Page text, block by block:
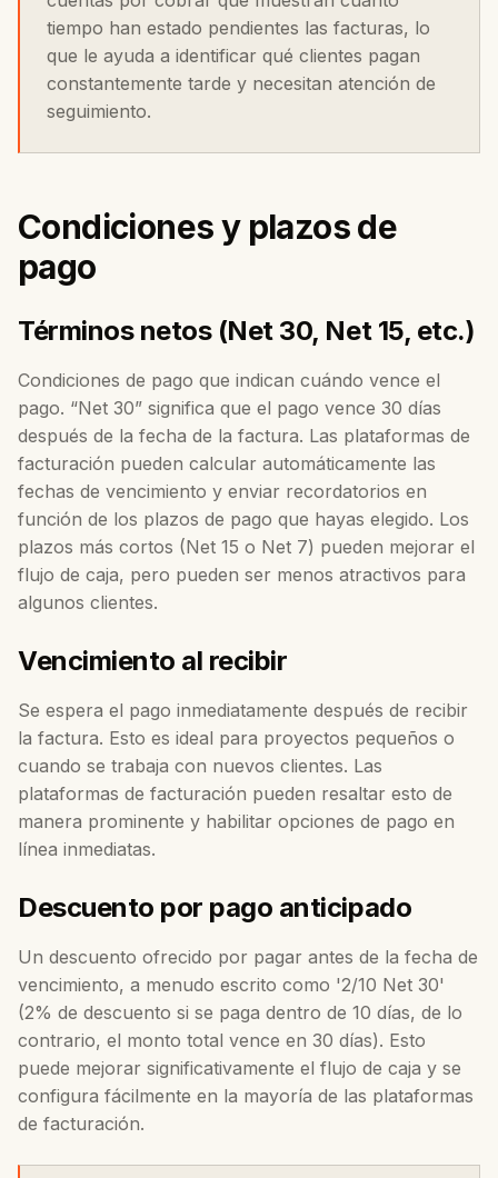
tiempo han estado pendientes las facturas, lo
que le ayuda a identificar qué clientes pagan
constantemente tarde y necesitan atención de
seguimiento.
Condiciones y plazos de
pago
Términos netos (Net 30, Net 15, etc.)
Condiciones de pago que indican cuándo vence el
pago. “Net 30” significa que el pago vence 30 días
después de la fecha de la factura. Las plataformas de
facturación pueden calcular automáticamente las
fechas de vencimiento y enviar recordatorios en
función de los plazos de pago que hayas elegido. Los
plazos más cortos (Net 15 o Net 7) pueden mejorar el
flujo de caja, pero pueden ser menos atractivos para
algunos clientes.
Vencimiento al recibir
Se espera el pago inmediatamente después de recibir
la factura. Esto es ideal para proyectos pequeños o
cuando se trabaja con nuevos clientes. Las
plataformas de facturación pueden resaltar esto de
manera prominente y habilitar opciones de pago en
línea inmediatas.
Descuento por pago anticipado
Un descuento ofrecido por pagar antes de la fecha de
vencimiento, a menudo escrito como '2/10 Net 30'
(2% de descuento si se paga dentro de 10 días, de lo
contrario, el monto total vence en 30 días). Esto
puede mejorar significativamente el flujo de caja y se
configura fácilmente en la mayoría de las plataformas
de facturación.